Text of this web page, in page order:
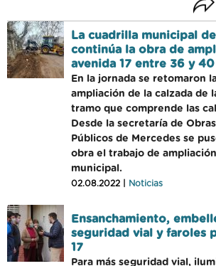
La cuadrilla municipal
continúa la obra de
avenida 17 entre 36 y 40
En la jornada se retomaron
ampliación de la calzada de
tramo que comprende las
Desde la secretaría de
Públicos de Mercedes se
obra el trabajo de
municipal.
02.08.2022 | Noticias
Ensanchamiento,
seguridad vial y faroles
17
Para más seguridad vial,